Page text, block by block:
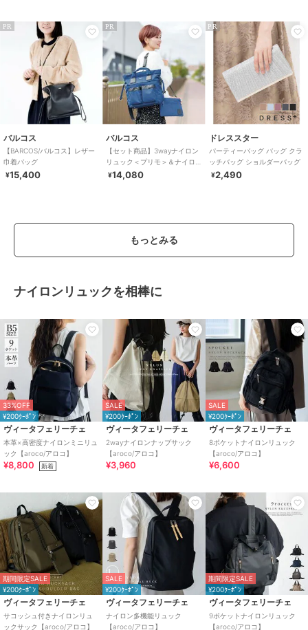
PR
バルコス
【BARCOS/バルコス】レザー
巾着バッグ
¥15,400
PR
バルコス
【セット商品】3wayナイロン
リュック＜プリモ＞＆ナイロ
ンサコッシュ
¥14,080
PR
ドレススター
パーティーバッグ バッグ クラ
ッチバッグ ショルダーバッグ
¥2,490
もっとみる
ナイロンリュックを相棒に
33%OFF
¥200ｸｰﾎﾟﾝ
ヴィータフェリーチェ
本革×高密度ナイロンミニリュ
ック【aroco/アロコ】
¥8,800 新着
SALE
¥200ｸｰﾎﾟﾝ
ヴィータフェリーチェ
2wayナイロンナップサック
【aroco/アロコ】
¥3,960
SALE
¥200ｸｰﾎﾟﾝ
ヴィータフェリーチェ
8ポケットナイロンリュック
【aroco/アロコ】
¥6,600
期間限定SALE
¥200ｸｰﾎﾟﾝ
ヴィータフェリーチェ
サコッシュ付きナイロンリュ
ックサック【aroco/アロコ】
SALE
¥200ｸｰﾎﾟﾝ
ヴィータフェリーチェ
ナイロン多機能リュック
【aroco/アロコ】
期間限定SALE
¥200ｸｰﾎﾟﾝ
ヴィータフェリーチェ
9ポケットナイロンリュック
【aroco/アロコ】